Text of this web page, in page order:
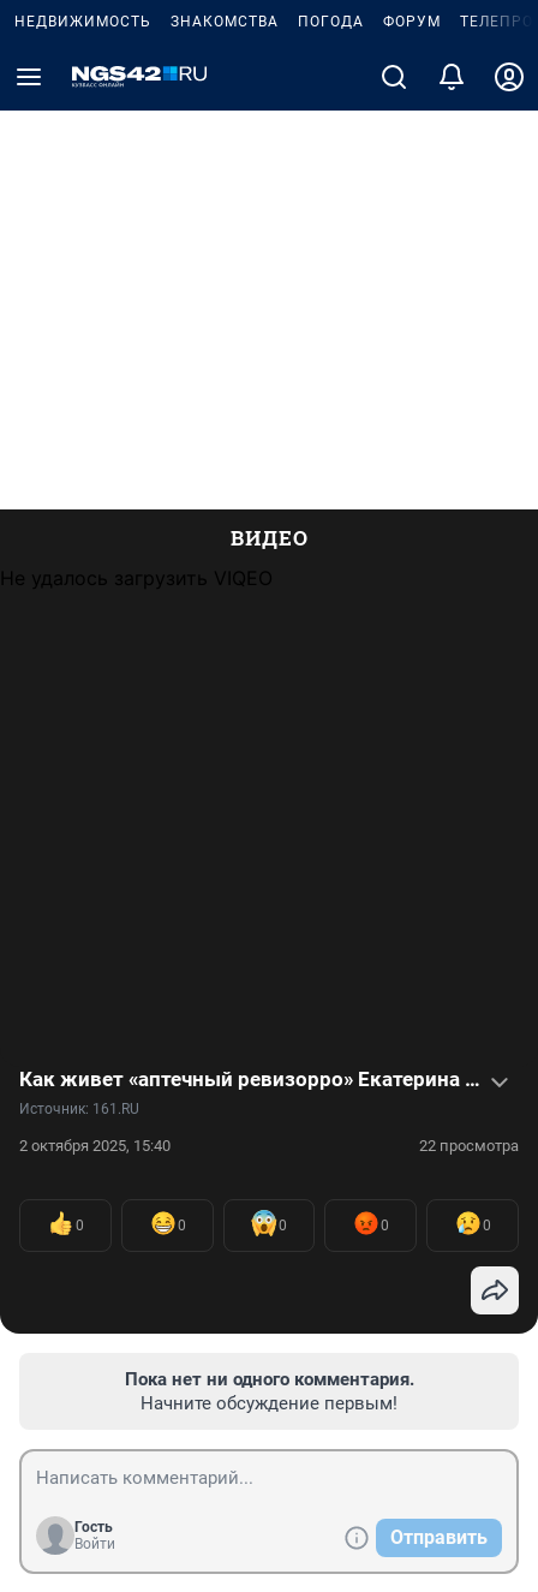
НЕДВИЖИМОСТЬ ЗНАКОМСТВА ПОГОДА ФОРУМ
ВИДЕО
Не удалось загрузить VIQEO
Как живет «аптечный ревизорро» Екатерина Диденко спустя 5 лет после смертельной вечеринки — видео
Источник: 161.RU
2 октября 2025, 15:40 22 просмотра
0 0 0 0 0
Пока нет ни одного комментария.
Начните обсуждение первым!
Гость
Войти
Отправить